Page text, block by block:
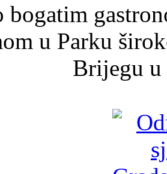
bogatim
u Parku
Brijegu u